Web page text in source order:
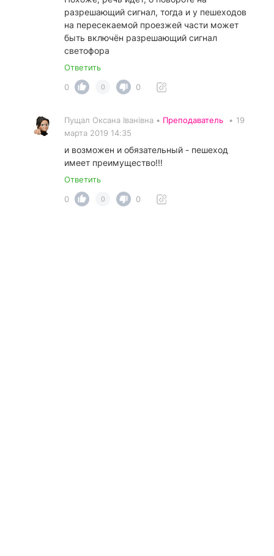
разрешающий сигнал, тогда и у пешеходов
на пересекаемой проезжей части может
быть включён разрешающий сигнал
светофора
Ответить
0
0 0
Пущал Оксана Іванівна • Преподаватель • 19
марта 2019 14:35
и возможен и обязательный - пешеход
имеет преимущество!!!
Ответить
0
0 0